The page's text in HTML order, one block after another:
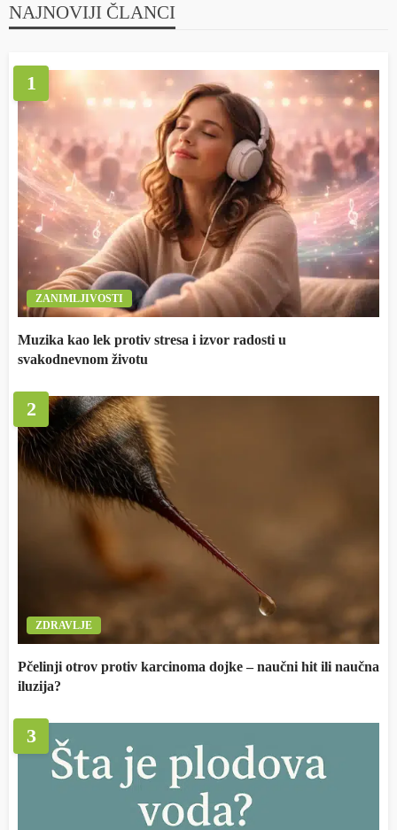
NAJNOVIJI ČLANCI
1
ZANIMLJIVOSTI
Muzika kao lek protiv stresa i izvor radosti u
svakodnevnom životu
2
ZDRAVLJE
Pčelinji otrov protiv karcinoma dojke – naučni hit ili naučna
iluzija?
3